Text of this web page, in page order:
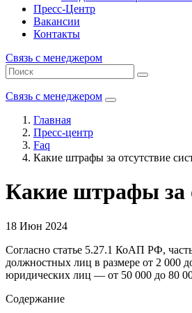
Пресс-Центр
Вакансии
Контакты
Связь с менеджером
Связь с менеджером
Главная
Пресс-центр
Faq
Какие штрафы за отсутствие
Какие штрафы за
18 Июн 2024
Согласно статье 5.27.1 КоАП РФ,
должностных лиц в размере от 2 000
юридических лиц — от 50 000 до 80
Содержание